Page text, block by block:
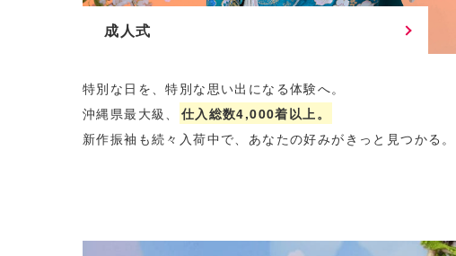
成人式
特別な日を、特別な思い出になる体験へ。
沖縄県最大級、
仕入総数4,000着以上。
新作振袖も続々入荷中で、あなたの好みがきっと見つかる。